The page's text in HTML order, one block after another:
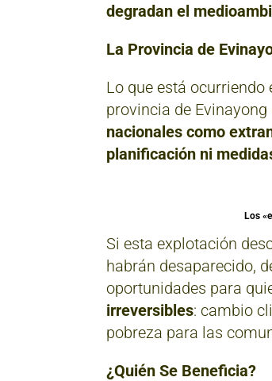
degradan el
La Provincia de
Lo que está ocurriendo
provincia de
nacionales como
planificación ni
Los
Si esta explotación
habrán desaparecido,
oportunidades para
irreversibles: cambio
pobreza para las
¿Quién Se Beneficia?